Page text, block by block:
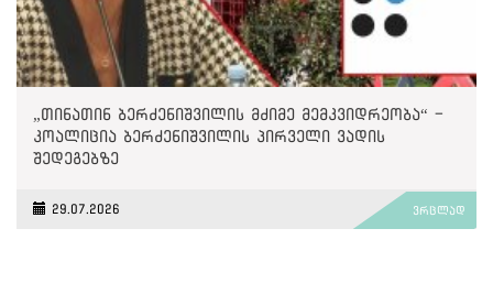
„თინათინ ბერძენიშვილის მძიმე მემკვიდრეობა“ -
კოალიცია ბერძენიშვილის პირველი ვადის
შედეგებზე
29.07.2026 ვრცლად